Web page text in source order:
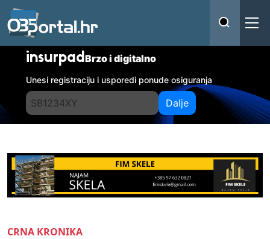
insurpadBrzo i digitalno
Unesi registraciju i usporedi ponude osiguranja
Dalje
CRNA KRONIKA